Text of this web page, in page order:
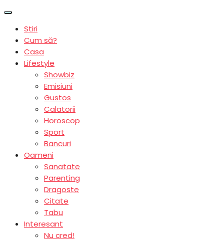
Stiri
Cum să?
Casa
Lifestyle
Showbiz
Emisiuni
Gustos
Calatorii
Horoscop
Sport
Bancuri
Oameni
Sanatate
Parenting
Dragoste
Citate
Tabu
Interesant
Nu cred!